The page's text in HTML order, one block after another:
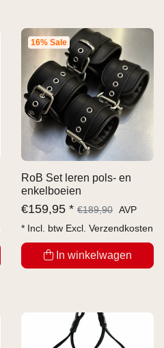
16% Sale
RoB Set leren pols- en
enkelboeien
€159,95 * €189,90 AVP
* Incl. btw Excl. Verzendkosten
In winkelwagen